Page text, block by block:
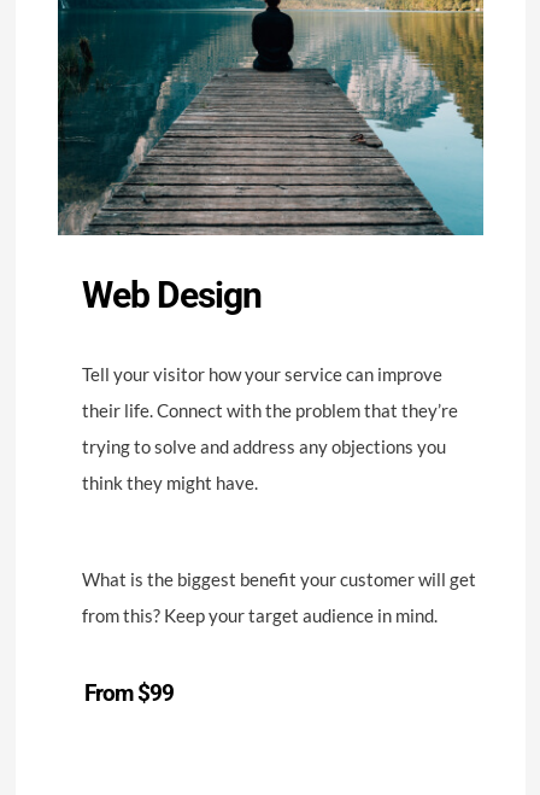
Web Design
Tell your visitor how your service can improve
their life. Connect with the problem that they’re
trying to solve and address any objections you
think they might have.
What is the biggest benefit your customer will get
from this? Keep your target audience in mind.
From $99